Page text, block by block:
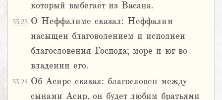
который выбегает из Васана.
33:23 О Неффалиме сказал: Неффалим
насыщен благоволением и исполнен
благословения Господа; море и юг во
владении его.
33:24 Об Асире сказал: благословен между
сынами Асир, он будет любим братьями